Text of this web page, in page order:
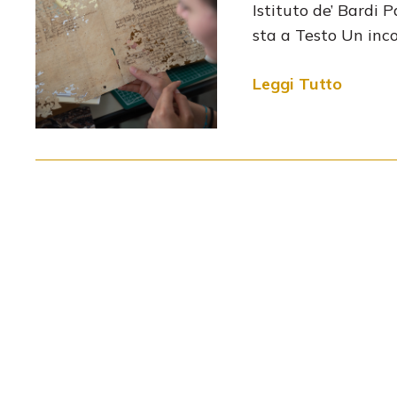
Istituto de’ Bardi
sta a Testo Un
Leggi Tutto